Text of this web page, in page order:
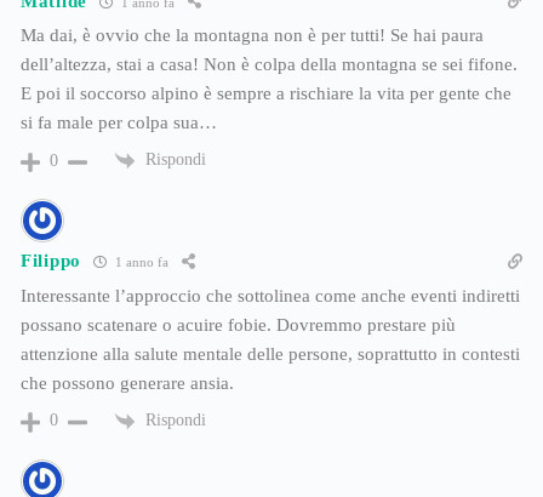
Ma dai, è ovvio che la montagna non è per tutti! Se hai paura
dell’altezza, stai a casa! Non è colpa della montagna se sei fifone.
E poi il soccorso alpino è sempre a rischiare la vita per gente che
si fa male per colpa sua…
0 Rispondi
Filippo 1 anno fa
Interessante l’approccio che sottolinea come anche eventi indiretti
possano scatenare o acuire fobie. Dovremmo prestare più
attenzione alla salute mentale delle persone, soprattutto in contesti
che possono generare ansia.
0 Rispondi